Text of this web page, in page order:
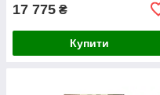
17 775 ₴
Купити